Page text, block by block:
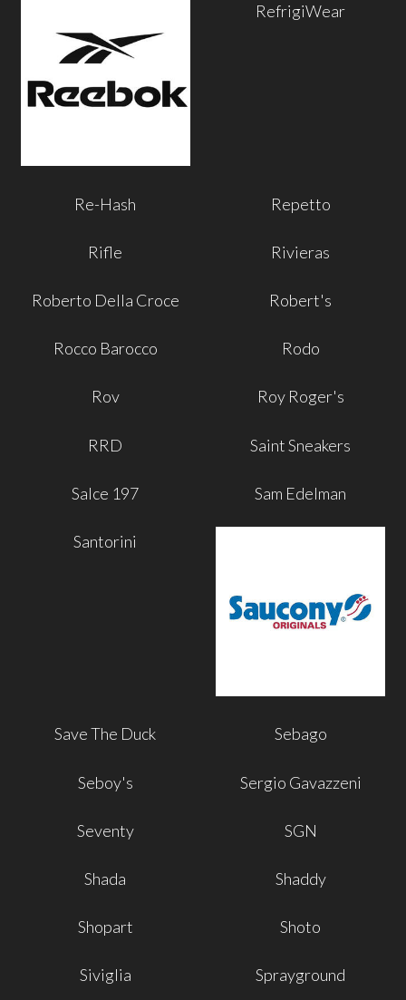
RefrigiWear
Re-Hash Repetto
Rifle Rivieras
Roberto Della Croce Robert's
Rocco Barocco Rodo
Rov Roy Roger's
RRD Saint Sneakers
Salce 197 Sam Edelman
Santorini
Save The Duck Sebago
Seboy's Sergio Gavazzeni
Seventy SGN
Shada Shaddy
Shopart Shoto
Siviglia Sprayground